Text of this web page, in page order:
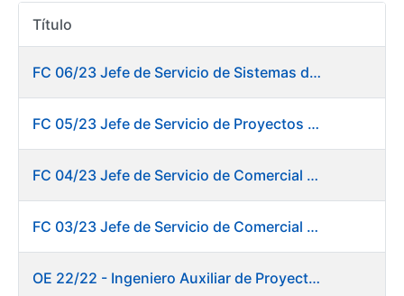
Mostrar/Ocultar
Mostrar/Ocultar
Mostrar/Ocultar
Título
FC 06/23 Jefe de Servicio de Sistemas de Información de Fábrica de Papel
FC 05/23 Jefe de Servicio de Proyectos Digitales
FC 04/23 Jefe de Servicio de Comercial de Productos Gráficos
FC 03/23 Jefe de Servicio de Comercial de Documentos de Identificación y Tarjetas y Servicios Digitales
OE 22/22 - Ingeniero Auxiliar de Proyectos. DIT